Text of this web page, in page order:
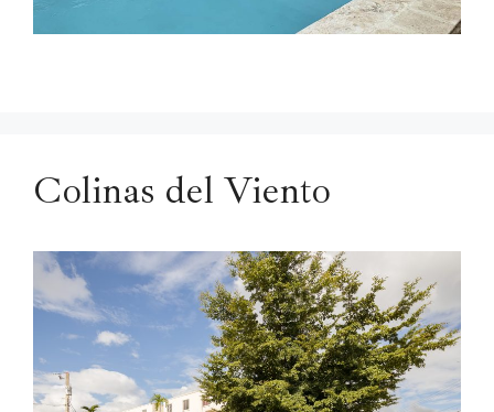
Colinas del Viento